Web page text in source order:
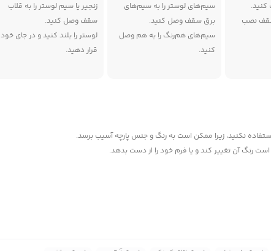
کنید.
سقف نصب
سیم‌های لوستر را به سیم‌های
برق سقف وصل کنید.
سیم‌های هم‌رنگ را به هم وصل
کنید.
زنجیر یا سیم لوستر را به قلاب
سقف وصل کنید.
لوستر را بلند کنید و در جای خود
قرار دهید.
نکنید، زیرا ممکن است به رنگ و جنس پارچه آسیب برسد.
رنگ آن تغییر کند و یا فرم خود را از دست بدهد.